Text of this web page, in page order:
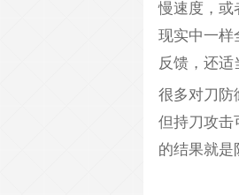
慢速度，或
现实中一样
反馈，还适
很多对刀防
但持刀攻击
的结果就是